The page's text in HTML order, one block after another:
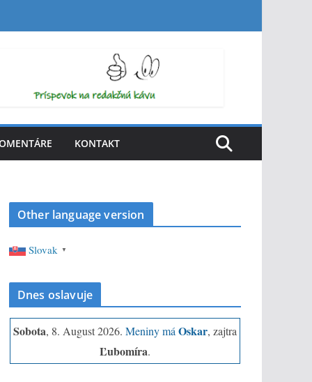
KONTAKT
Other language version
Slovak ▼
Dnes oslavuje
Sobota, 8. August 2026. Meniny má Oskar, zajtra
Ľubomíra.